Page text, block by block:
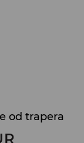
od trapera